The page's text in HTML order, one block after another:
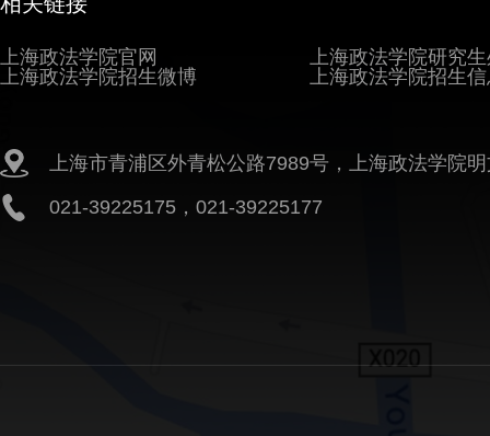
上海市青浦区外青松公路7989号，上海政法学院
021-39225175，021-39225177
上海政法学院官网
上海政法学院研究
上海政法学院招生微博
上海政法学院招生